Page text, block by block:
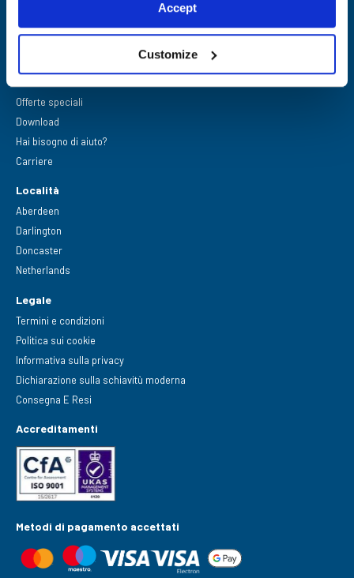
Accept
Customize
Offerte speciali
Download
Hai bisogno di aiuto?
Carriere
Località
Aberdeen
Darlington
Doncaster
Netherlands
Legale
Termini e condizioni
Politica sui cookie
Informativa sulla privacy
Dichiarazione sulla schiavitù moderna
Consegna E Resi
Accreditamenti
Metodi di pagamento accettati